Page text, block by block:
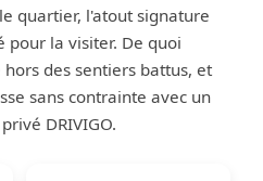
quartier, l'atout signature
pour la visiter. De quoi
des sentiers battus, et
sans contrainte avec un
DRIVIGO.